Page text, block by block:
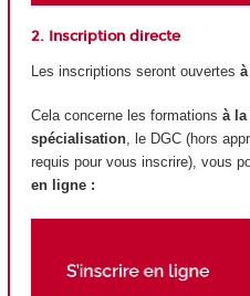
2. Inscription directe
Les inscriptions seront ouvertes
Cela concerne les formations à la
spécialisation, le DGC (hors
requis pour vous inscrire), vous
en ligne :